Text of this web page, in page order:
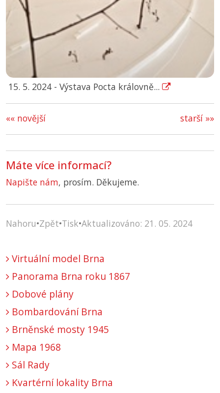
15. 5. 2024 - Výstava Pocta královně...
starší »»
«« novější
Máte více informací?
Napište nám, prosím. Děkujeme.
Nahoru•Zpět•Tisk•Aktualizováno: 21. 05. 2024
Virtuální model Brna
Panorama Brna roku 1867
Dobové plány
Bombardování Brna
Brněnské mosty 1945
Mapa 1968
Sál Rady
Kvartérní lokality Brna